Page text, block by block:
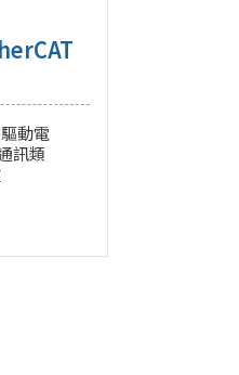
動電
訊類